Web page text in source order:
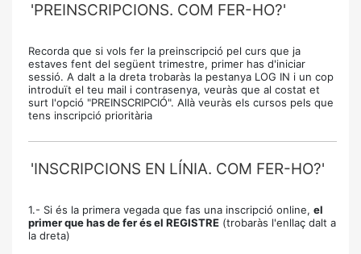
'PREINSCRIPCIONS. COM FER-HO?'
Recorda que si vols fer la preinscripció pel curs que ja
estaves fent del següent trimestre, primer has d'iniciar
sessió. A dalt a la dreta trobaràs la pestanya LOG IN i un cop
introduït el teu mail i contrasenya, veuràs que al costat et
surt l'opció "PREINSCRIPCIÓ". Allà veuràs els cursos pels que
tens inscripció prioritària
'INSCRIPCIONS EN LÍNIA. COM FER-HO?'
1.- Si és la primera vegada que fas una inscripció online, el
primer que has de fer és el REGISTRE (trobaràs l'enllaç dalt a
la dreta)